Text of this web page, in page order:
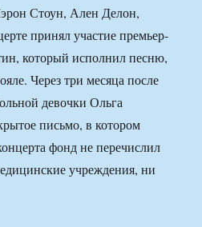
Стоун, Ален Делон,
принял участие премьер-
который исполнил песню,
Через три месяца после
девочки Ольга
письмо, в котором
фонд не перечислил
учреждения, ни